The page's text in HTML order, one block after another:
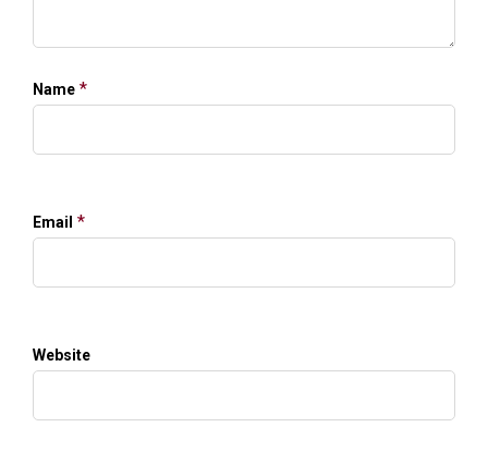
Name *
Email *
Website